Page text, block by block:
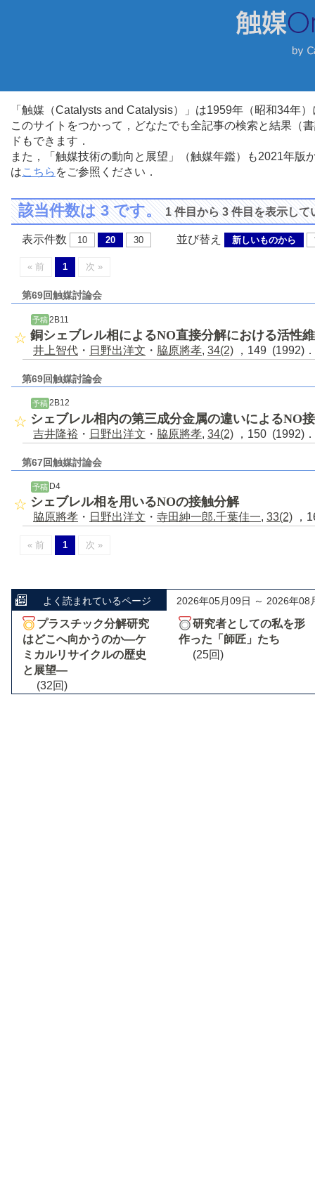
「触媒（Catalysts and Catalysis）」は1959年（昭和34年
このサイトをつかって，どなたでも全記事の検索と結果（
ドもできます．
また，「触媒技術の動向と展望」（触媒年鑑）も2021年
はこちら をご参照ください．
該当件数は 3 です。1 件目から 3 件目を表示して
表示件数 10 20 30 並び替え 新しいものから
« 前 1 次 »
第69回触媒討論会
予稿 2B11
銅シェブレル相によるNO直接分解における活性
井上智代 ・ 日野出洋文 ・ 脇原將孝, 34(2) ，149 (1992)
第69回触媒討論会
予稿 2B12
シェブレル相内の第三成分金属の違いによるNO
吉井隆裕 ・ 日野出洋文 ・ 脇原將孝, 34(2) ，150 (1992)
第67回触媒討論会
予稿 D4
シェブレル相を用いるNOの接触分解
脇原將孝 ・ 日野出洋文 ・ 寺田紳一郎.千葉佳一, 33(2) ，
« 前 1 次 »
よく読まれているページ 2026年05月09日 ～ 2026年08
プラスチック分解研究
はどこへ向かうのか―ケ
ミカルリサイクルの歴史
と展望―
(32回)
研究者としての私を形
作った「師匠」たち
(25回)